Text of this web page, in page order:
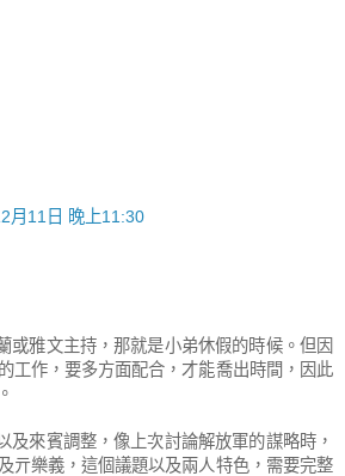
月11日 晚上11:30
或雅文主持，那就是小弟休假的時候。但因
工作，要多方面配合，才能喬出時間，因此
及來賓調整，像上次討論解放軍的謀略時，
亓樂義，這個議題以及兩人特色，需要完整